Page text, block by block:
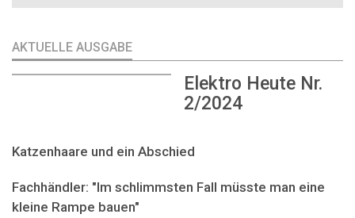
AKTUELLE AUSGABE
Elektro Heute Nr.
2/2024
Katzenhaare und ein Abschied
Fachhändler: "Im schlimmsten Fall müsste man eine
kleine Rampe bauen"